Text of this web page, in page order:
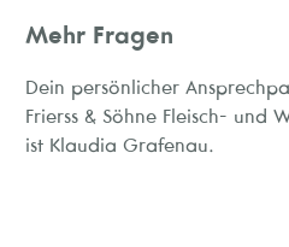
Mehr Fragen
Dein persönlicher
Frierss & Söhne Fleisch- und
ist Klaudia Grafenau.